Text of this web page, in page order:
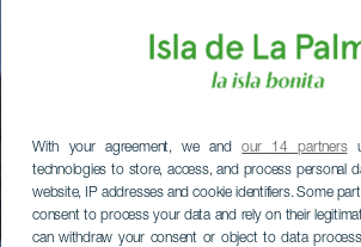
With your agreement, we andour 14 partners
technologies to store, access, and process personal
website, IP addresses and cookie identifiers. Some
consent to process your data and rely on their
can withdraw your consent or object to data